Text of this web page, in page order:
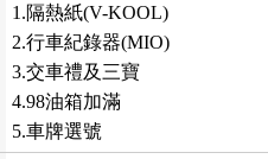
1.隔熱紙(V-KOOL)
2.行車紀錄器(MIO)
3.交車禮及三寶
4.98油箱加滿
5.車牌選號